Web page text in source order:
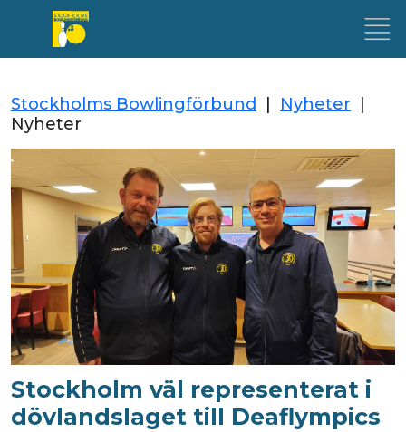
Stockholms Bowlingförbund Nyheter
Nyheter
Stockholm väl representerat i
dövlandslaget till Deaflympics